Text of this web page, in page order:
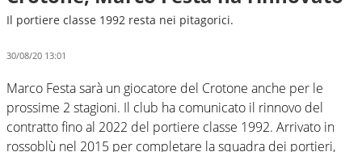
Il portiere classe 1992 resta nei pitagorici.
30/08/20 13:01
Marco Festa sarà un giocatore del Crotone anche per le
prossime 2 stagioni. Il club ha comunicato il rinnovo del
contratto fino al 2022 del portiere classe 1992. Arrivato in
rossoblù nel 2015 per completare la squadra dei portieri,